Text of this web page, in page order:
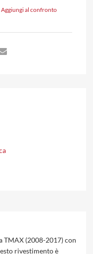
Aggiungi al confronto
TMAX (2008-2017) con
rivestimento è